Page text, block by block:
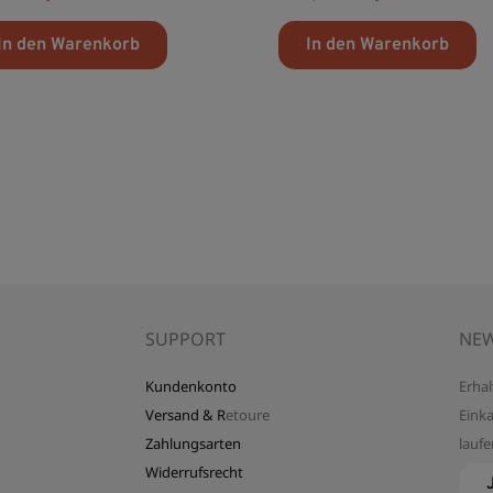
den Warenkorb
von
In den Warenkorb
SUPPORT
Kundenkonto
Versand & Retoure
Zahlungsarten
Widerrufsrecht